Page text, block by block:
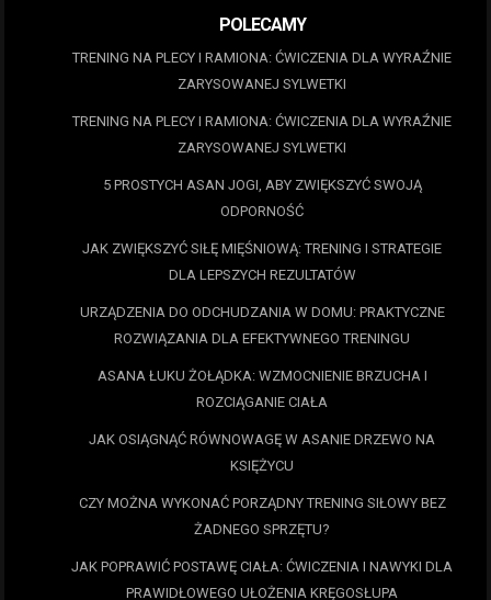
POLECAMY
TRENING NA PLECY I RAMIONA: ĆWICZENIA DLA WYRAŹNIE
ZARYSOWANEJ SYLWETKI
TRENING NA PLECY I RAMIONA: ĆWICZENIA DLA WYRAŹNIE
ZARYSOWANEJ SYLWETKI
5 PROSTYCH ASAN JOGI, ABY ZWIĘKSZYĆ SWOJĄ
ODPORNOŚĆ
JAK ZWIĘKSZYĆ SIŁĘ MIĘŚNIOWĄ: TRENING I STRATEGIE
DLA LEPSZYCH REZULTATÓW
URZĄDZENIA DO ODCHUDZANIA W DOMU: PRAKTYCZNE
ROZWIĄZANIA DLA EFEKTYWNEGO TRENINGU
ASANA ŁUKU ŻOŁĄDKA: WZMOCNIENIE BRZUCHA I
ROZCIĄGANIE CIAŁA
JAK OSIĄGNĄĆ RÓWNOWAGĘ W ASANIE DRZEWO NA
KSIĘŻYCU
CZY MOŻNA WYKONAĆ PORZĄDNY TRENING SIŁOWY BEZ
ŻADNEGO SPRZĘTU?
JAK POPRAWIĆ POSTAWĘ CIAŁA: ĆWICZENIA I NAWYKI DLA
PRAWIDŁOWEGO UŁOŻENIA KRĘGOSŁUPA